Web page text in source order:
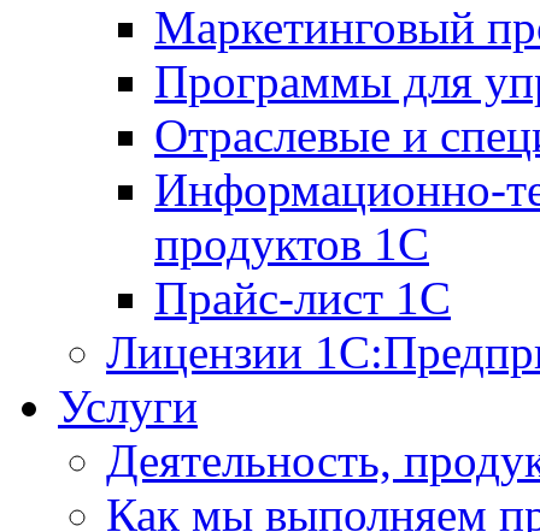
Маркетинговый
Программы для
Отраслевые и
Информационно-
продуктов 1С
Прайс-лист 1С
Лицензии
Услуги
Деятельность,
Как мы выполняем